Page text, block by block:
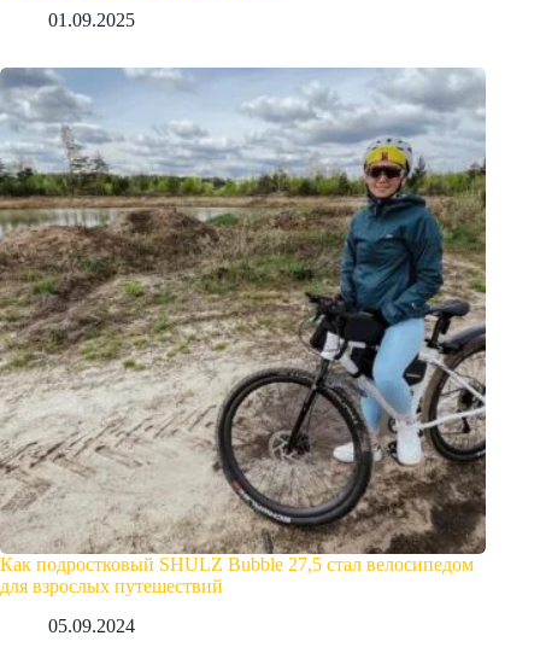
01.09.2025
Как подростковый SHULZ Bubble 27,5 стал велосипедом
для взрослых путешествий
05.09.2024